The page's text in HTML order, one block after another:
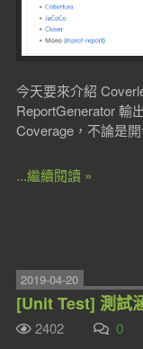
今天要來介紹
ReportGenerator 輸
Coverage，不論是
...繼續閱讀 »
2019-04-20
[Unit Test] 測試
2402 0